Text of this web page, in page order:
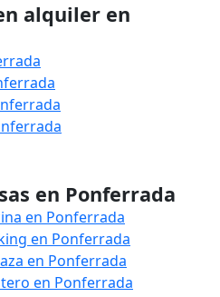
alquiler en
en Ponferrada
en Ponferrada
en Ponferrada
en Ponferrada
en Ponferrada